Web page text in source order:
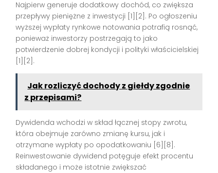
Najpierw generuje dodatkowy dochód, co zwiększa
przepływy pieniężne z inwestycji [1][2]. Po ogłoszeniu
wyższej wypłaty rynkowe notowania potrafią rosnąć,
ponieważ inwestorzy postrzegają to jako
potwierdzenie dobrej kondycji i polityki właścicielskiej
[1][2].
Jak rozliczyć dochody z giełdy zgodnie
z przepisami?
Dywidenda wchodzi w skład łącznej stopy zwrotu,
która obejmuje zarówno zmianę kursu, jak i
otrzymane wypłaty po opodatkowaniu [6][8].
Reinwestowanie dywidend potęguje efekt procentu
składanego i może istotnie zwiększać